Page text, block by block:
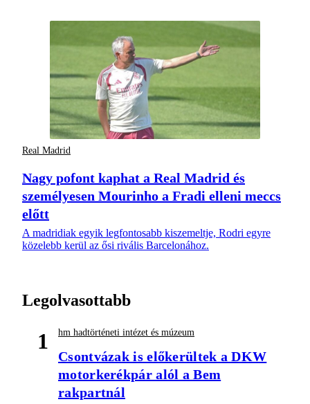
Real Madrid
Nagy pofont kaphat a Real Madrid és
személyesen Mourinho a Fradi elleni meccs
előtt
A madridiak egyik legfontosabb kiszemeltje, Rodri egyre
közelebb kerül az ősi rivális Barcelonához.
Legolvasottabb
1 hm hadtörténeti intézet és múzeum
Csontvázak is előkerültek a DKW
motorkerékpár alól a Bem
rakpartnál